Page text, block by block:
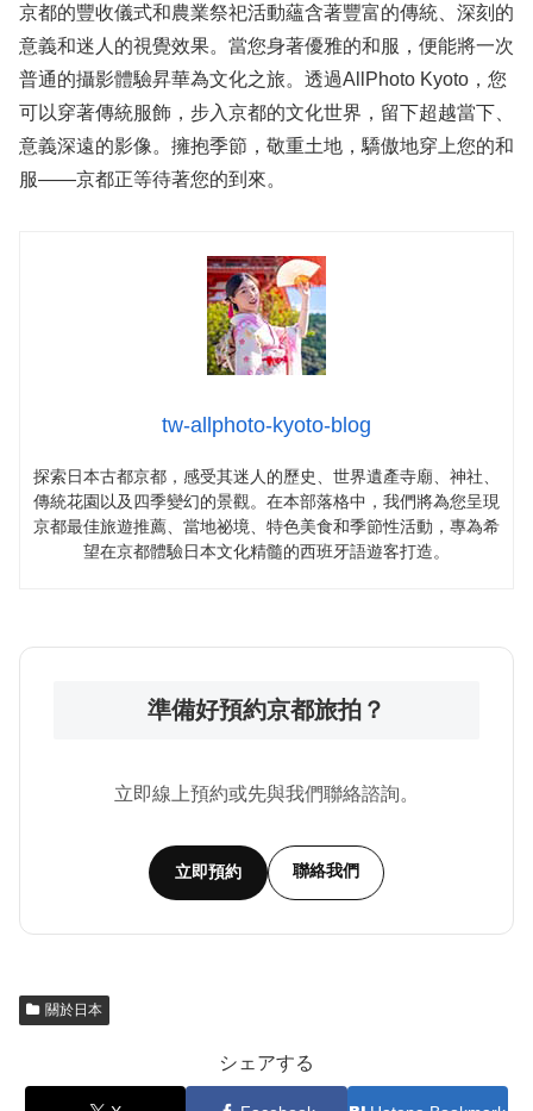
京都的豐收儀式和農業祭祀活動蘊含著豐富的傳統、深刻的
意義和迷人的視覺效果。當您身著優雅的和服，便能將一次
普通的攝影體驗昇華為文化之旅。透過AllPhoto Kyoto，您
可以穿著傳統服飾，步入京都的文化世界，留下超越當下、
意義深遠的影像。擁抱季節，敬重土地，驕傲地穿上您的和
服——京都正等待著您的到來。
tw-allphoto-kyoto-blog
探索日本古都京都，感受其迷人的歷史、世界遺產寺廟、神社、
傳統花園以及四季變幻的景觀。在本部落格中，我們將為您呈現
京都最佳旅遊推薦、當地祕境、特色美食和季節性活動，專為希
望在京都體驗日本文化精髓的西班牙語遊客打造。
準備好預約京都旅拍？
立即線上預約或先與我們聯絡諮詢。
立即預約 聯絡我們
關於日本
シェアする